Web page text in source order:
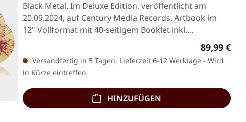
Black Metal. Im Deluxe Edition, veröffentlicht am
20.09.2024, auf Century Media Records. Artbook im
12" Vollformat mit 40-seitigem Booklet inkl.…
Regulärer
89,99 €
Versandfertig in 5 Tagen, Lieferzeit 6-12 Werktage - Wird
in Kürze eintreffen
HINZUFÜGEN